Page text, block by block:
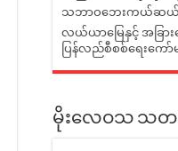
သဘာဝဘေးကယ်ဆယ်ရေ
လယ်ယာမြေနှင့် အခြား
ပြန်လည်စီစစ်ရေးကေ
မိုးလေဝသ သတင်